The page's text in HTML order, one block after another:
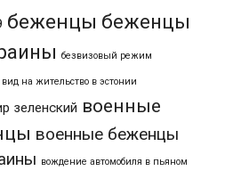
беженцы беженцы
безвизовый режим
вид на жительство в эстонии
зеленский военные
военные беженцы
вождение автомобиля в пьяном